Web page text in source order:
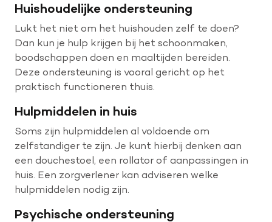
Huishoudelijke ondersteuning
Lukt het niet om het huishouden zelf te doen?
Dan kun je hulp krijgen bij het schoonmaken,
boodschappen doen en maaltijden bereiden.
Deze ondersteuning is vooral gericht op het
praktisch functioneren thuis.
Hulpmiddelen in huis
Soms zijn hulpmiddelen al voldoende om
zelfstandiger te zijn. Je kunt hierbij denken aan
een douchestoel, een rollator of aanpassingen in
huis. Een zorgverlener kan adviseren welke
hulpmiddelen nodig zijn.
Psychische ondersteuning